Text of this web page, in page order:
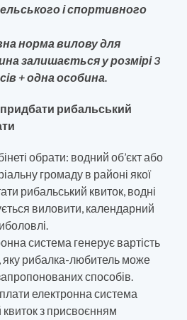
і спортивного
норма вилову для
залишається у розмірі 3
+ одна особина.
придбати рибальський
обрати: водний об’єкт або
громаду в районі якої
рибальський квиток, водні
виловити, календарний
система генерує вартість
яку рибалка-любитель може
способів.
електронна система
з присвоєнням